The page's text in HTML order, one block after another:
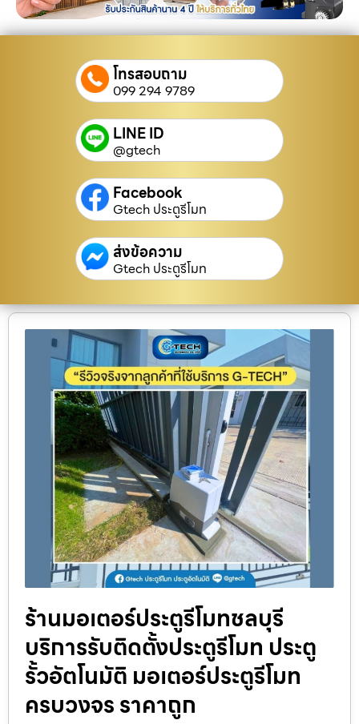
โทรสอบถาม
099 294 9789
LINE ID
@gtech
Facebook
Gtech ประตูรีโมท
ส่งข้อความ
Gtech ประตูรีโมท
ร้านมอเตอร์ประตูรีโมทชลบุรี
บริการรับติดตั้งประตูรีโมท ประตู
รั้วอัตโนมัติ มอเตอร์ประตูรีโมท
ครบวงจร ราคาถูก